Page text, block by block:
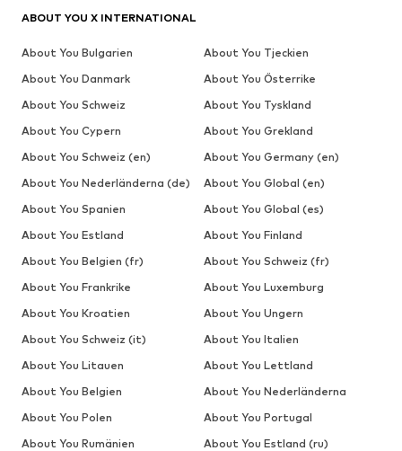
ABOUT YOU X INTERNATIONAL
About You Bulgarien
About You Tjeckien
About You Danmark
About You Österrike
About You Schweiz
About You Tyskland
About You Cypern
About You Grekland
About You Schweiz (en)
About You Germany (en)
About You Nederländerna (de)
About You Global (en)
About You Spanien
About You Global (es)
About You Estland
About You Finland
About You Belgien (fr)
About You Schweiz (fr)
About You Frankrike
About You Luxemburg
About You Kroatien
About You Ungern
About You Schweiz (it)
About You Italien
About You Litauen
About You Lettland
About You Belgien
About You Nederländerna
About You Polen
About You Portugal
About You Rumänien
About You Estland (ru)